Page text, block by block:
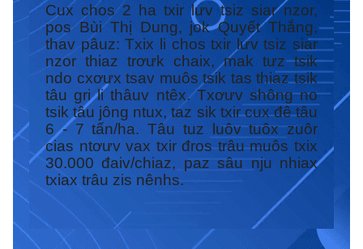
Cux chos 2 ha txir lưv tsiz siar nzor,
pos Bùi Thị Dung, jok Quyết Thắng,
thav pâuz: Txix li chos txir lưv tsiz siar
nzor thiaz trơưk chaix, mak tưz tsik
ndo cxơưx tsav muôs tsik tas thiaz tsik
tâu gri li thâuv ntêx. Txơưv shông no
tsik tâu jông ntux, taz sik txir cux đê tâu
6 - 7 tấn/ha. Tâu tuz luôv tuôx zuôr
cias ntơưv vax txir đros trâu muôs txix
30.000 đaiv/chiaz, paz sâu nju nhiax
txiax trâu zis nênhs.